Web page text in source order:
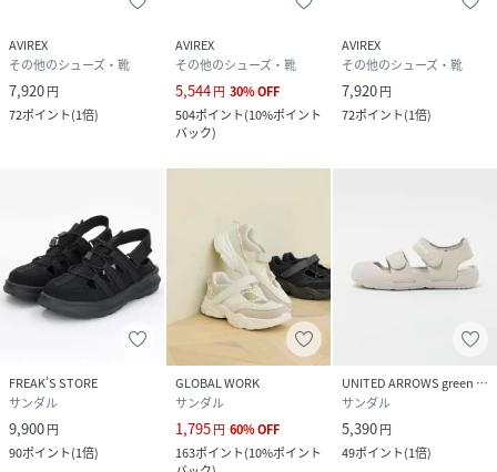
AVIREX
その他のシューズ・靴
7,920円
72ポイント(1倍)
AVIREX
その他のシューズ・靴
5,544円 30%OFF
504ポイント(10%ポイント
バック)
AVIREX
その他のシューズ・靴
7,920円
72ポイント(1倍)
FREAK’S STORE
サンダル
9,900円
90ポイント(1倍)
GLOBAL WORK
サンダル
1,795円 60%OFF
163ポイント(10%ポイント
UNITED ARROWS green label relaxing
サンダル
5,390円
49ポイント(1倍)